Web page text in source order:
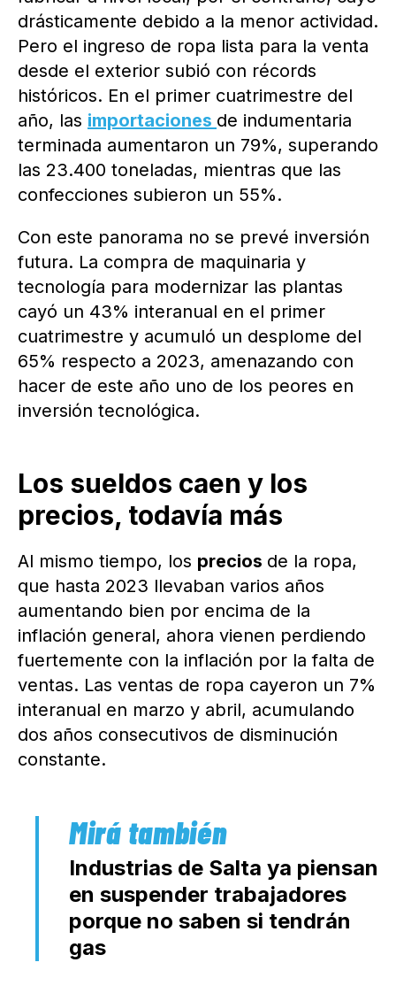
drásticamente debido a la menor actividad.
Pero el ingreso de ropa lista para la venta
desde el exterior subió con récords
históricos. En el primer cuatrimestre del
año, las importaciones de indumentaria
terminada aumentaron un 79%, superando
las 23.400 toneladas, mientras que las
confecciones subieron un 55%.
Con este panorama no se prevé inversión
futura. La compra de maquinaria y
tecnología para modernizar las plantas
cayó un 43% interanual en el primer
cuatrimestre y acumuló un desplome del
65% respecto a 2023, amenazando con
hacer de este año uno de los peores en
inversión tecnológica.
Los sueldos caen y los
precios, todavía más
Al mismo tiempo, los precios de la ropa,
que hasta 2023 llevaban varios años
aumentando bien por encima de la
inflación general, ahora vienen perdiendo
fuertemente con la inflación por la falta de
ventas. Las ventas de ropa cayeron un 7%
interanual en marzo y abril, acumulando
dos años consecutivos de disminución
constante.
Industrias de Salta ya piensan
en suspender trabajadores
porque no saben si tendrán
gas